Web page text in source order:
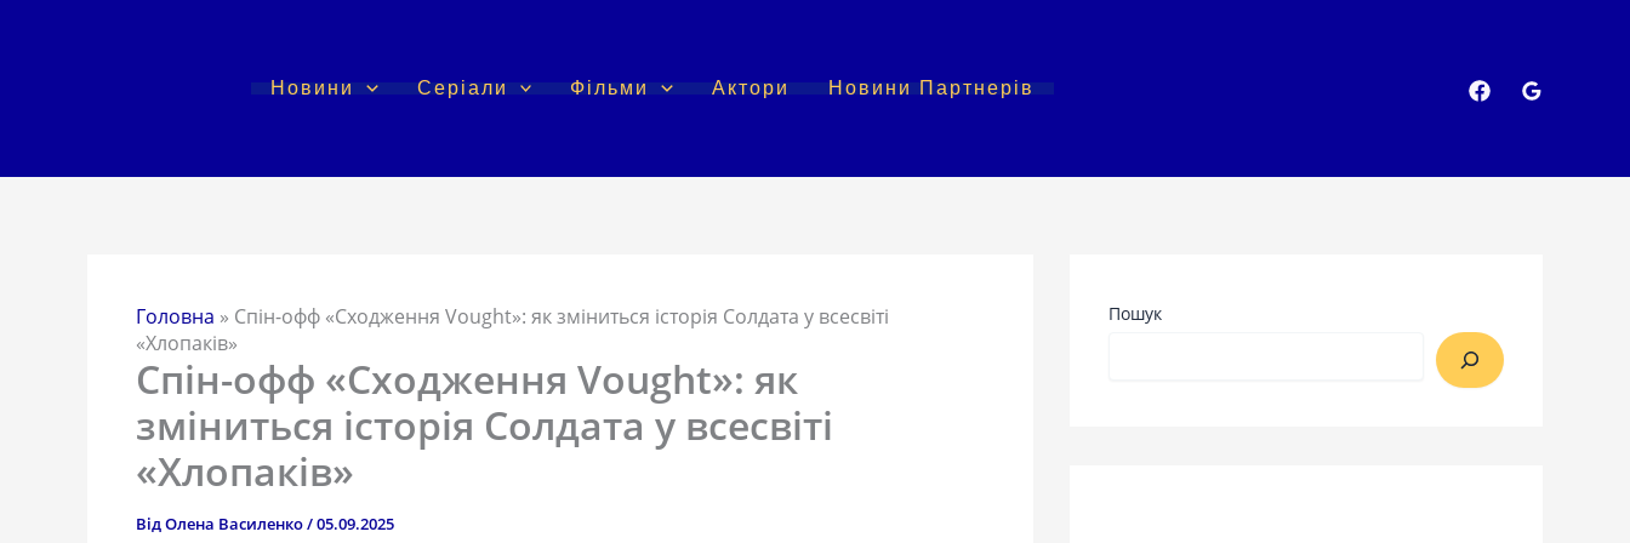
Новини Серіали Фільми Актори Новини Партнерів
Головна » Спін-офф «Сходження Vought»: як зміниться історія Солдата у всесвіті
«Хлопаків»
Спін-офф «Сходження Vought»: як
зміниться історія Солдата у всесвіті
«Хлопаків»
ВідОлена Василенко/05.09.2025
Пошук